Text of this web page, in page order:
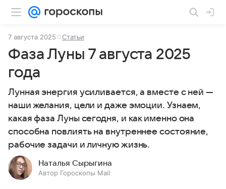
7 августа 2025 Статьи
Фаза Луны 7 августа 2025
года
Лунная энергия усиливается, а вместе с ней —
наши желания, цели и даже эмоции. Узнаем,
какая фаза Луны сегодня, и как именно она
способна повлиять на внутреннее состояние,
рабочие задачи и личную жизнь.
Наталья Сырыгина
Автор Гороскопы Mail